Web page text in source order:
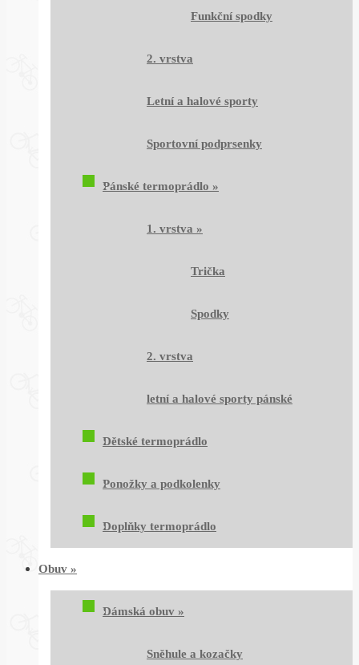
Funkční spodky
2. vrstva
Letní a halové sporty
Sportovní podprsenky
Pánské termoprádlo »
1. vrstva »
Trička
Spodky
2. vrstva
letní a halové sporty pánské
Dětské termoprádlo
Ponožky a podkolenky
Doplňky termoprádlo
Obuv »
Dámská obuv »
Sněhule a kozačky